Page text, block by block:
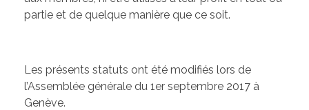
partie et de quelque manière que ce soit.
Les présents statuts ont été modifiés lors de
l’Assemblée générale du 1er septembre 2017 à
Genève.